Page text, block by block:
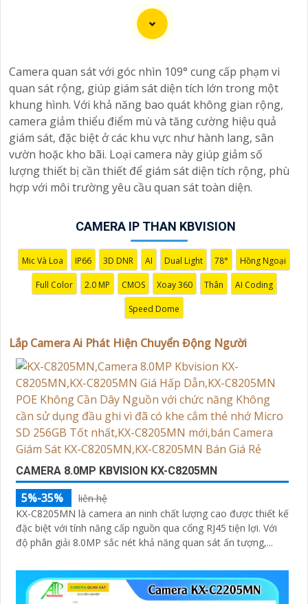
Camera quan sát với góc nhìn 109° cung cấp phạm vi
quan sát rộng, giúp giám sát diện tích lớn trong một
khung hình. Với khả năng bao quát không gian rộng,
camera giảm thiểu điểm mù và tăng cường hiệu quả
giám sát, đặc biệt ở các khu vực như hành lang, sân
vườn hoặc kho bãi. Loại camera này giúp giảm số
lượng thiết bị cần thiết để giám sát diện tích rộng, phù
hợp với môi trường yêu cầu quan sát toàn diện.
CAMERA IP THAN KBVISION
Mic Và Loa IP66 3D DNR AI Dual Light 78° Hồng Ngoại
Full Color 2.0 MP CMOS Xoay 360 Thân AI Coding
Speed Dome
Lắp Camera Ai Phát Hiện Chuyển Động Người
CAMERA 8.0MP KBVISION KX-C8205MN
5%-35%
liên hệ
KX-C8205MN là camera an ninh chất lượng cao được thiết kế
đặc biệt với tính năng cấp nguồn qua cổng RJ45 tiện lợi. Với
độ phân giải 8.0MP sắc nét khả năng quan sát ấn tượng,...